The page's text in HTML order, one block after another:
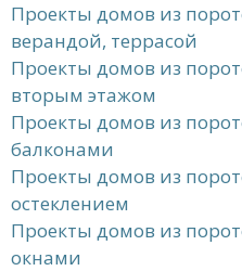
Проекты домов из
верандой, террасой
Проекты домов из
вторым этажом
Проекты домов из
балконами
Проекты домов из
остеклением
Проекты домов из
окнами